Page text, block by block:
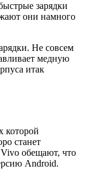
зарядки
они намного
Не совсем
медную
итак
которой
станет
обещают, что
Android.